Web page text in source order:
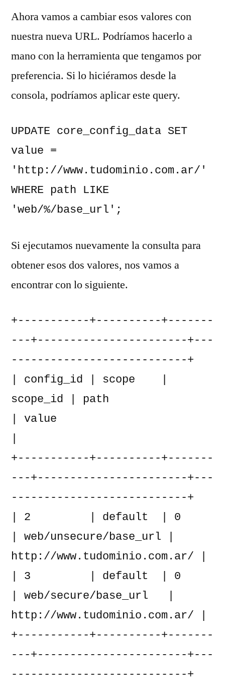
Ahora vamos a cambiar esos valores con
nuestra nueva URL. Podríamos hacerlo a
mano con la herramienta que tengamos por
preferencia. Si lo hiciéramos desde la
consola, podríamos aplicar este query.
UPDATE core_config_data SET
value =
'http://www.tudominio.com.ar/'
WHERE path LIKE
'web/%/base_url';
Si ejecutamos nuevamente la consulta para
obtener esos dos valores, nos vamos a
encontrar con lo siguiente.
+-----------+----------+-------
---+-----------------------+---
---------------------------+
| config_id | scope    |
scope_id | path
| value
+-----------+----------+-------
---+-----------------------+---
---------------------------+
| 2         | default  | 0
| web/unsecure/base_url |
http://www.tudominio.com.ar/ |
| 3         | default  | 0
| web/secure/base_url   |
http://www.tudominio.com.ar/ |
+-----------+----------+-------
---+-----------------------+---
---------------------------+